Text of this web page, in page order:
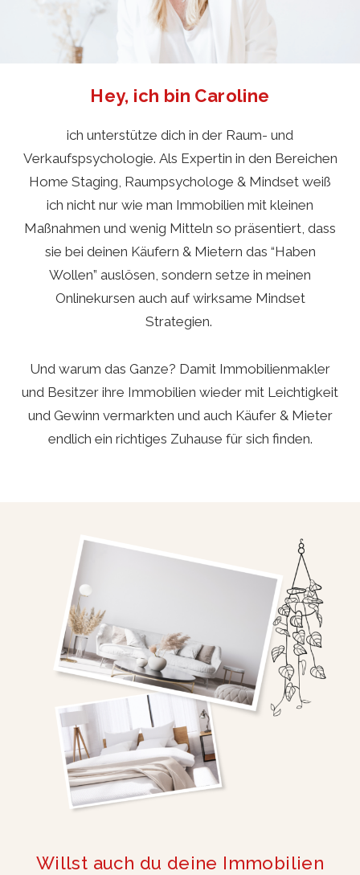
Hey, ich bin Caroline
ich unterstütze dich in der Raum- und
Verkaufspsychologie. Als Expertin in den Bereichen
Home Staging, Raumpsychologe & Mindset weiß
ich nicht nur wie man Immobilien mit kleinen
Maßnahmen und wenig Mitteln so präsentiert, dass
sie bei deinen Käufern & Mietern das “Haben
Wollen” auslösen, sondern setze in meinen
Onlinekursen auch auf wirksame Mindset
Strategien.
Und warum das Ganze? Damit Immobilienmakler
und Besitzer ihre Immobilien wieder mit Leichtigkeit
und Gewinn vermarkten und auch Käufer & Mieter
endlich ein richtiges Zuhause für sich finden.
Willst auch du deine Immobilien